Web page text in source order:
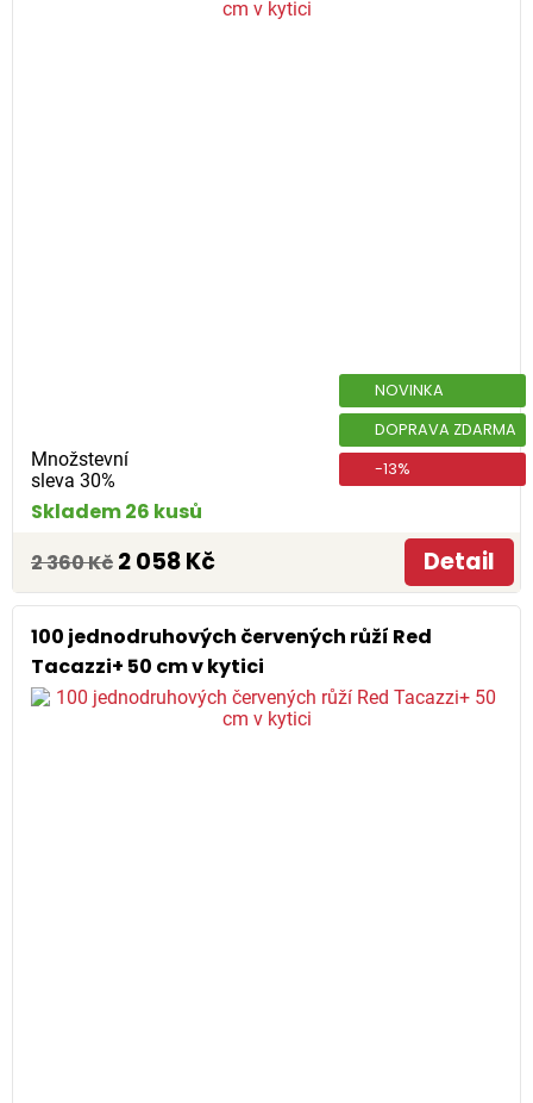
Množstevní
sleva 30%
NOVINKA
DOPRAVA ZDARMA
-13%
Skladem 26 kusů
2 360 Kč 2 058 Kč Detail
100 jednodruhových červených růží Red
Tacazzi+ 50 cm v kytici